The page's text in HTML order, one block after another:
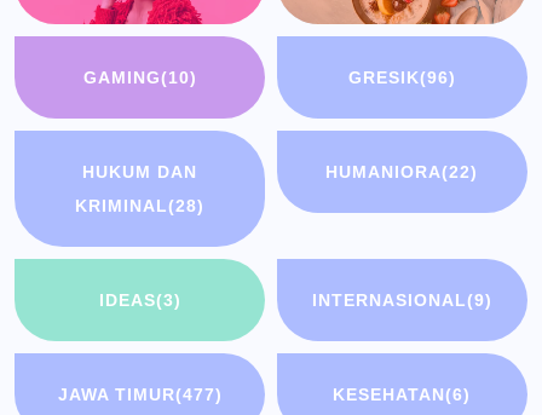
GAMING(10) GRESIK(96)
HUKUM DAN
KRIMINAL(28)
HUMANIORA(22)
IDEAS(3) INTERNASIONAL(9)
JAWA TIMUR(477) KESEHATAN(6)